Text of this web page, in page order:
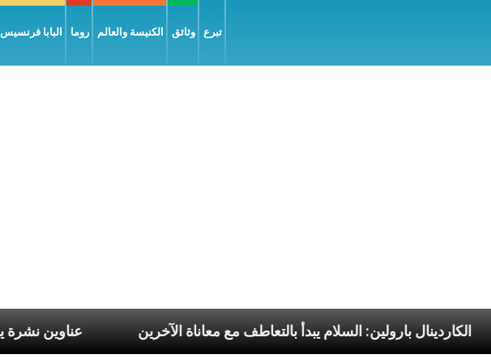
البابا فرنسيس روما الكنيسة والعالم وثائق تبرع
الكاردينال بارولين: السلام يبدأ بالتعاطف مع معاناة الآخرين